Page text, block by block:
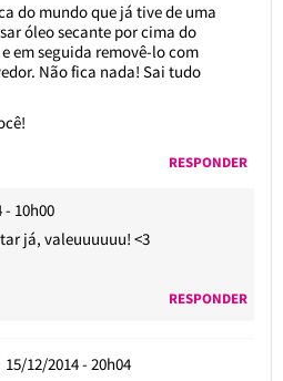
do mundo que já tive de uma
óleo secante por cima do
em seguida removê-lo com
Não fica nada! Sai tudo
RESPONDER
- 10h00
já, valeuuuuuu! <3
RESPONDER
15/12/2014 - 20h04